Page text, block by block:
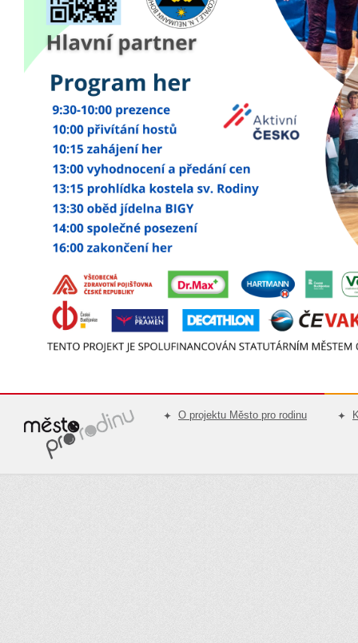
O projektu Město pro rodinu